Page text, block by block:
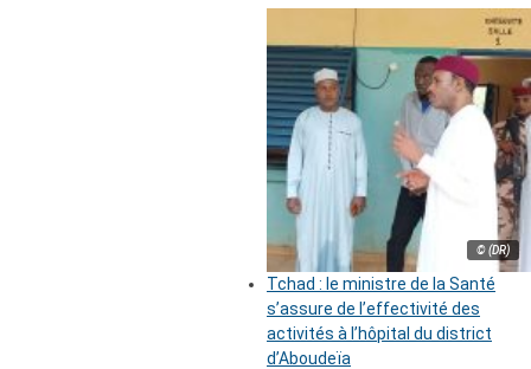
© (DR)
Tchad : le ministre de la Santé
s’assure de l’effectivité des
activités à l’hôpital du district
d’Aboudeïa